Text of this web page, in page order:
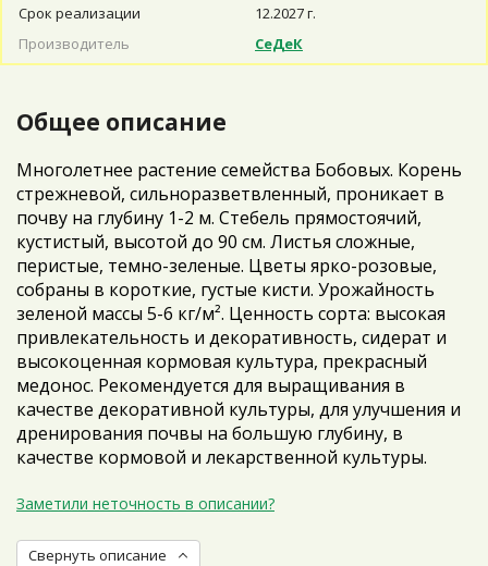
Срок реализации
12.2027 г.
Производитель
СеДеК
Общее описание
Многолетнее растение семейства Бобовых. Корень
стрежневой, сильноразветвленный, проникает в
почву на глубину 1-2 м. Стебель прямостоячий,
кустистый, высотой до 90 см. Листья сложные,
перистые, темно-зеленые. Цветы ярко-розовые,
собраны в короткие, густые кисти. Урожайность
зеленой массы 5-6 кг/м². Ценность сорта: высокая
привлекательность и декоративность, сидерат и
высокоценная кормовая культура, прекрасный
медонос. Рекомендуется для выращивания в
качестве декоративной культуры, для улучшения и
дренирования почвы на большую глубину, в
качестве кормовой и лекарственной культуры.
Заметили неточность в описании?
Свернуть описание